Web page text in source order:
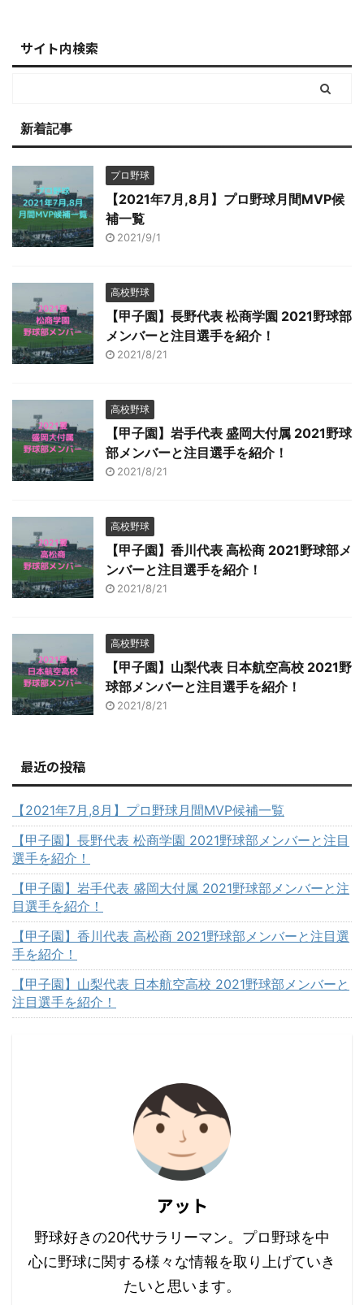
サイト内検索
新着記事
プロ野球
【2021年7月,8月】プロ野球月間MVP候
補一覧
2021/9/1
高校野球
【甲子園】長野代表 松商学園 2021野球部
メンバーと注目選手を紹介！
2021/8/21
高校野球
【甲子園】岩手代表 盛岡大付属 2021野球
部メンバーと注目選手を紹介！
2021/8/21
高校野球
【甲子園】香川代表 高松商 2021野球部メ
ンバーと注目選手を紹介！
2021/8/21
高校野球
【甲子園】山梨代表 日本航空高校 2021野
球部メンバーと注目選手を紹介！
2021/8/21
最近の投稿
【2021年7月,8月】プロ野球月間MVP候補一覧
【甲子園】長野代表 松商学園 2021野球部メンバーと注目
選手を紹介！
【甲子園】岩手代表 盛岡大付属 2021野球部メンバーと注
目選手を紹介！
【甲子園】香川代表 高松商 2021野球部メンバーと注目選
手を紹介！
【甲子園】山梨代表 日本航空高校 2021野球部メンバーと
注目選手を紹介！
アット
野球好きの20代サラリーマン。プロ野球を中
心に野球に関する様々な情報を取り上げていき
たいと思います。